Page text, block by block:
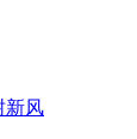
新风